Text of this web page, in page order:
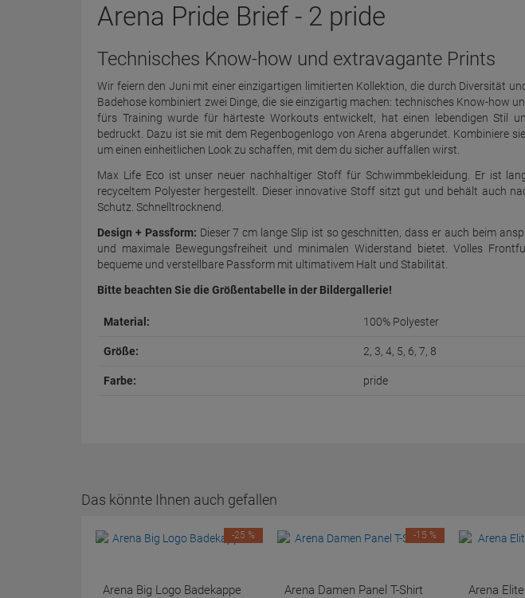
Arena Pride Brief - 2 pride
Technisches Know-how und extravagante Prints
Wir feiern den Juni mit einer einzigartigen limitierten Kollektion, die durch Diversität
Badehose kombiniert zwei Dinge, die sie einzigartig machen: technisches Know-how
fürs Training wurde für härteste Workouts entwickelt, hat einen lebendigen Stil
bedruckt. Dazu ist sie mit dem Regenbogenlogo von Arena abgerundet. Kombiniere
um einen einheitlichen Look zu schaffen, mit dem du sicher auffallen wirst.
Max Life Eco ist unser neuer nachhaltiger Stoff für Schwimmbekleidung. Er ist
recyceltem Polyester hergestellt. Dieser innovative Stoff sitzt gut und behält auch
Schutz. Schnelltrocknend.
Design + Passform: Dieser 7 cm lange Slip ist so geschnitten, dass er auch beim
und maximale Bewegungsfreiheit und minimalen Widerstand bietet. Volles
bequeme und verstellbare Passform mit ultimativem Halt und Stabilität.
Bitte beachten Sie die Größentabelle in der Bildergallerie!
Material: 100% Polyester
Größe: 2, 3, 4, 5, 6, 7, 8
Farbe: pride
Das könnte Ihnen auch gefallen
Arena Big Logo Badekappe
-25 %
Arena Damen Panel T-Shirt
-15 %
Arena